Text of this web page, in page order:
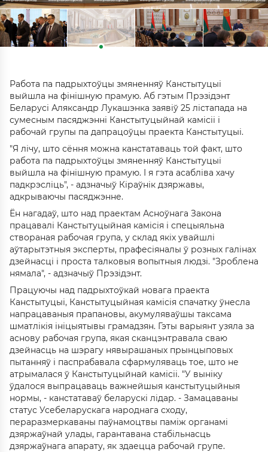
Работа па падрыхтоўцы змяненняў Канстытуцыі
выйшла на фінішную прамую. Аб гэтым Прэзідэнт
Беларусі Аляксандр Лукашэнка заявіў 25 лістапада на
сумесным пасяджэнні Канстытуцыйнай камісіі і
рабочай групы па дапрацоўцы праекта Канстытуцыі.
"Я лічу, што сёння можна канстатаваць той факт, што
работа па падрыхтоўцы змяненняў Канстытуцыі
выйшла на фінішную прамую. І я гэта асабліва хачу
падкрэсліць", - адзначыў Кіраўнік дзяржавы,
адкрываючы пасяджэнне.
Ён нагадаў, што над праектам Асноўнага Закона
працавалі Канстытуцыйная камісія і спецыяльна
створаная рабочая група, у склад якіх увайшлі
аўтарытэтныя эксперты, прафесіяналы ў розных галінах
дзейнасці і проста талковыя вопытныя людзі. "Зроблена
нямала", - адзначыў Прэзідэнт.
Працуючы над падрыхтоўкай новага праекта
Канстытуцыі, Канстытуцыйная камісія спачатку ўнесла
напрацаваныя прапановы, акумуляваўшы таксама
шматлікія ініцыятывы грамадзян. Гэты варыянт узяла за
аснову рабочая група, якая сканцэнтравала сваю
дзейнасць на шэрагу нявырашаных прынцыповых
пытанняў і паспрабавала сфармуляваць тое, што не
атрымалася ў Канстытуцыйнай камісіі. "У выніку
ўдалося выпрацаваць важнейшыя канстытуцыйныя
нормы, - канстатаваў беларускі лідар. - Замацаваны
статус Усебеларускага народнага сходу,
пераразмеркаваны паўнамоцтвы паміж органамі
дзяржаўнай улады, гарантавана стабільнасць
дзяржаўнага апарату, як здаецца рабочай групе.